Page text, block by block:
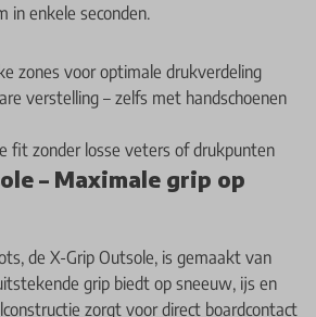
in enkele seconden.
zones voor optimale drukverdeling
verstelling – zelfs met handschoenen
fit zonder losse veters of drukpunten
– Maximale grip op
de X-Grip Outsole, is gemaakt van
grip biedt op sneeuw, ijs en
zorgt voor direct boardcontact